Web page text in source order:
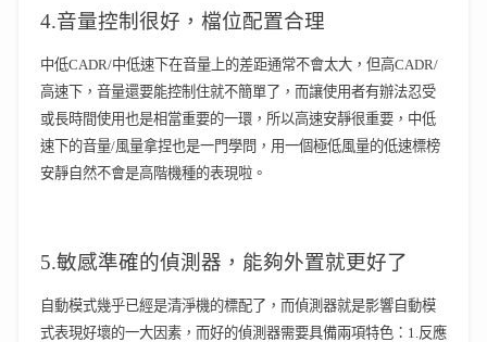
4.音量控制很好，檔位配置合理
中低CADR/中低速下在音量上的差距通常不會太大，但高CADR/
高速下，音量還要能控制住就不簡單了，而讓使用者有辦法忍受
或長時間使用也是相當重要的一環，所以高速安靜很重要，中低
速下的音量/風量拿捏也是一門學問，用一個極低風量的低速標榜
安靜自然不會是高階機種的表現啦。
5.敏感準確的偵測器，能夠外置就更好了
自動模式幾乎已經是清淨機的標配了，而偵測器就是影響自動模
式表現好壞的一大因素，而好的偵測器需要具備兩項特色：1.反應